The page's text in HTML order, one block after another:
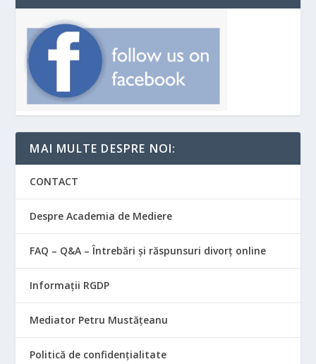
MAI MULTE DESPRE NOI:
CONTACT
Despre Academia de Mediere
FAQ – Q&A – Întrebări și răspunsuri divorț online
Informații RGDP
Mediator Petru Mustățeanu
Politică de confidențialitate